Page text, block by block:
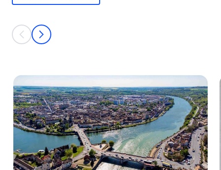
This is a carousel with individual cards. Use the previous and next
prev
next